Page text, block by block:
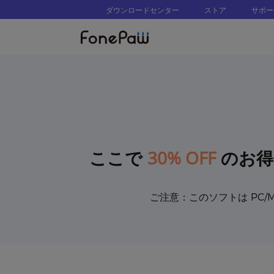
ダウンロードセンター ストア サポー
ここで 30% OFFのお
ご注意：このソフトは PC/